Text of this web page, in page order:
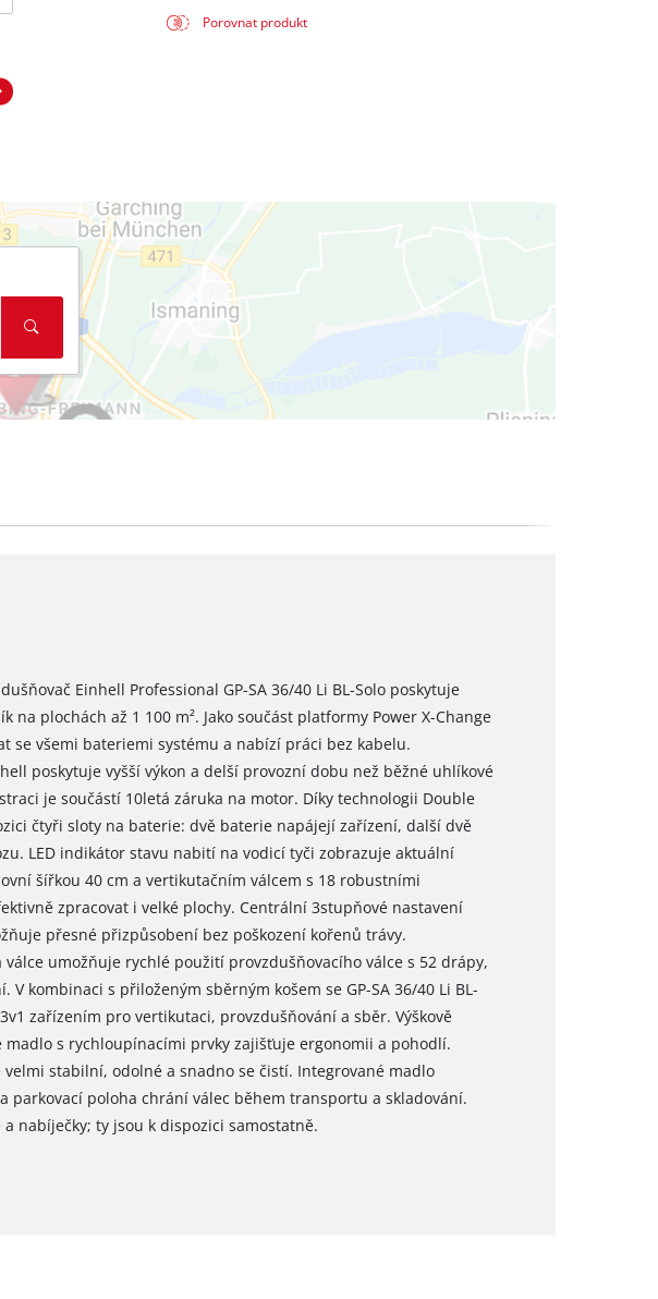
Porovnat produkt
Einhell Professional GP-SA 36/40 Li BL-Solo poskytuje
na plochách až 1 100 m². Jako součást platformy Power X-Change
se všemi bateriemi systému a nabízí práci bez kabelu.
poskytuje vyšší výkon a delší provozní dobu než běžné uhlíkové
je součástí 10letá záruka na motor. Díky technologii Double
čtyři sloty na baterie: dvě baterie napájejí zařízení, další dvě
LED indikátor stavu nabití na vodicí tyči zobrazuje aktuální
šířkou 40 cm a vertikutačním válcem s 18 robustními
zpracovat i velké plochy. Centrální 3stupňové nastavení
přesné přizpůsobení bez poškození kořenů trávy.
válce umožňuje rychlé použití provzdušňovacího válce s 52 drápy,
V kombinaci s přiloženým sběrným košem se GP-SA 36/40 Li BL-
zařízením pro vertikutaci, provzdušňování a sběr. Výškově
madlo s rychloupínacími prvky zajišťuje ergonomii a pohodlí.
velmi stabilní, odolné a snadno se čistí. Integrované madlo
parkovací poloha chrání válec během transportu a skladování.
nabíječky; ty jsou k dispozici samostatně.